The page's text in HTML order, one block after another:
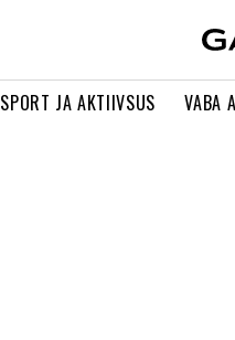
SPORT JA AKTIIVSUS VABA